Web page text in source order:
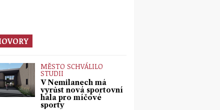
MĚSTO SCHVÁLILO
STUDII
V Nemilanech má
vyrůst nová sportovní
hala pro míčové
sporty